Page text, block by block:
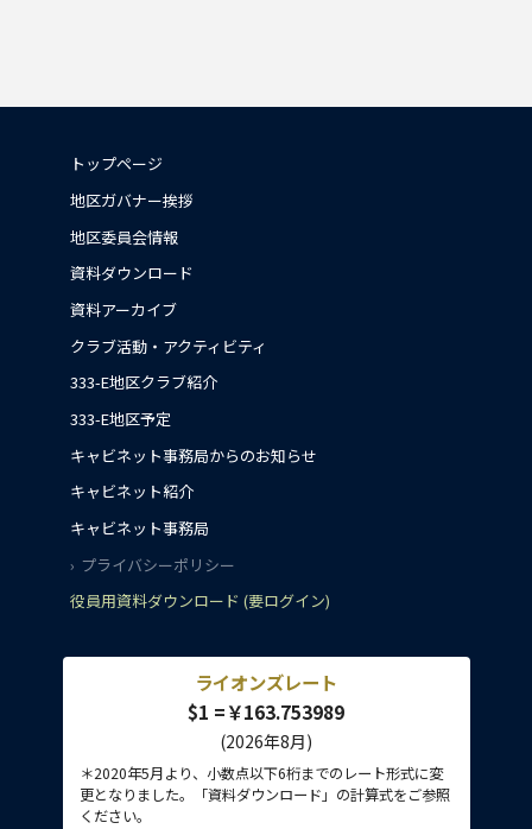
トップページ
地区ガバナー挨拶
地区委員会情報
資料ダウンロード
資料アーカイブ
クラブ活動・アクティビティ
333-E地区クラブ紹介
333-E地区予定
キャビネット事務局からのお知らせ
キャビネット紹介
キャビネット事務局
プライバシーポリシー
役員用資料ダウンロード (要ログイン)
ライオンズレート
$1 =￥163.753989
(2026年8月)
＊2020年5月より、小数点以下6桁までのレート形式に変
更となりました。「資料ダウンロード」の計算式をご参照
ください。